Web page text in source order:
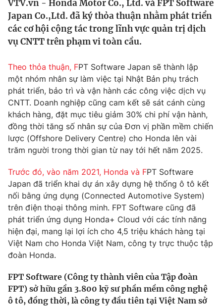
Tin tức
Thế giới đó đây
Kinh tế
Tài chính
Thị trường
Góc doanh nghiệp
Truyền hình
Phim VTV
Hậu trường
Nhân vật
Giải sao mai
Giải trí
Điện ảnh
Âm nhạc
Sao
Đời sống
Làm đẹp
Chất lượng cuộc sống
Giáo dục
Tuyển sinh
Học trực tuyến
Công nghệ
Hitech Công nghệ tương lai
Sản phẩm
Thị trường
Tư vấn
Giao lưu trực tuyến
Lịch phát sóng
Chuyên mục khác
VTV.vn - Honda Motor Co., Ltd. và FPT Software
Japan Co.,Ltd. đã ký thỏa thuận nhằm phát triển
các cơ hội cộng tác trong lĩnh vực quản trị dịch
vụ CNTT trên phạm vi toàn cầu.
Theo thỏa thuận, FPT Software Japan sẽ thành lập
một nhóm nhân sự làm việc tại Nhật Bản phụ trách
phát triển, bảo trì và vận hành các công việc dịch vụ
CNTT. Doanh nghiệp cũng cam kết sẽ sát cánh cùng
khách hàng, đặt mục tiêu giảm 30% chi phí vận hành,
đồng thời tăng số nhân sự của Đơn vị phần mềm chiến
lược (Offshore Delivery Centre) cho Honda lên vài
trăm người trong thời gian từ nay tới hết năm 2025.
Trước đó, vào năm 2021, Honda và FPT Software
Japan đã triển khai dự án xây dựng hệ thống ô tô kết
nối bằng ứng dụng (Connected Automotive System)
trên điện thoại thông minh. FPT Software cũng đã
phát triển ứng dụng Honda+ Cloud với các tính năng
hiện đại, mang lại lợi ích cho 4,5 triệu khách hàng tại
Việt Nam cho Honda Việt Nam, công ty trực thuộc tập
đoàn Honda.
FPT Software (Công ty thành viên của Tập đoàn
FPT) sở hữu gần 3.800 kỹ sư phần mềm công nghệ
ô tô, đồng thời, là công ty đầu tiên tại Việt Nam sở